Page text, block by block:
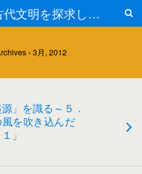
縄文と古代文明を探求しよう！
› 3月, 2012
」を識る～５．
を吹き込んだ
」